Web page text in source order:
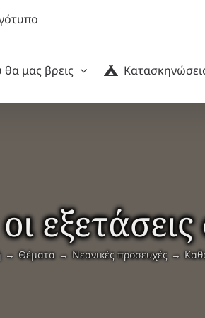
μας βρεις
εξετάσεις
Θέματα Νεανικές προσευχές